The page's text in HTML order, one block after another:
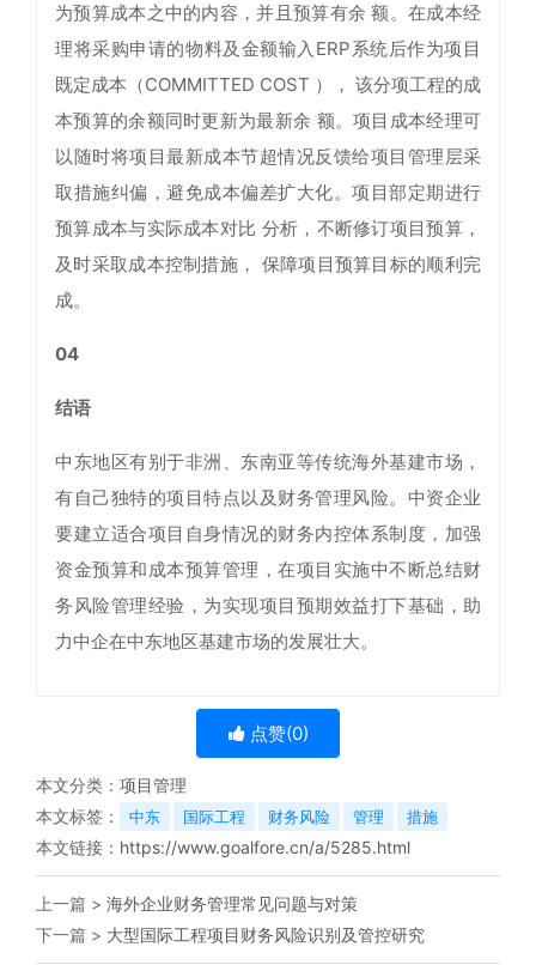
为预算成本之中的内容，并且预算有余 额。在成本经
理将采购申请的物料及金额输入ERP系统后作为项目
既定成本（COMMITTED COST ）， 该分项工程的成
本预算的余额同时更新为最新余 额。项目成本经理可
以随时将项目最新成本节超情况反馈给项目管理层采
取措施纠偏，避免成本偏差扩大化。项目部定期进行
预算成本与实际成本对比 分析，不断修订项目预算，
及时采取成本控制措施， 保障项目预算目标的顺利完
成。
04
结语
中东地区有别于非洲、东南亚等传统海外基建市场，
有自己独特的项目特点以及财务管理风险。中资企业
要建立适合项目自身情况的财务内控体系制度，加强
资金预算和成本预算管理，在项目实施中不断总结财
务风险管理经验，为实现项目预期效益打下基础，助
力中企在中东地区基建市场的发展壮大。
点赞(0)
本文分类： 项目管理
本文标签：
中东 国际工程 财务风险 管理 措施
本文链接： https://www.goalfore.cn/a/5285.html
上一篇 > 海外企业财务管理常见问题与对策
下一篇 > 大型国际工程项目财务风险识别及管控研究